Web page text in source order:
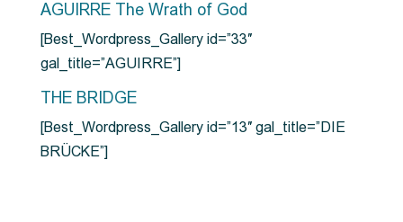
AGUIRRE The Wrath of God
[Best_Wordpress_Gallery id=”33″
gal_title=”AGUIRRE”]
THE BRIDGE
[Best_Wordpress_Gallery id=”13″ gal_title=”DIE
BRÜCKE”]